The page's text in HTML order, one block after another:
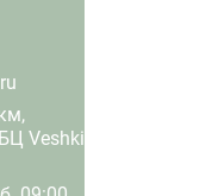
Veshki